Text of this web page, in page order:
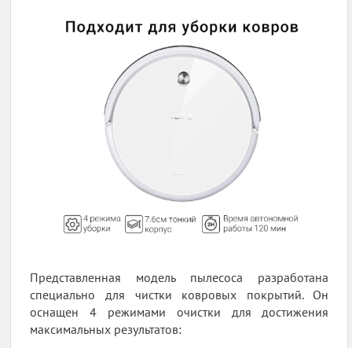
Представленная модель пылесоса разработана
специально для чистки ковровых покрытий. Он
оснащен 4 режимами очистки для достижения
максимальных результатов: